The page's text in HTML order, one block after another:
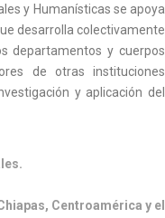
y Humanísticas se apoya
desarrolla colectivamente
departamentos y cuerpos
de otras instituciones
y aplicación del
Centroamérica y el